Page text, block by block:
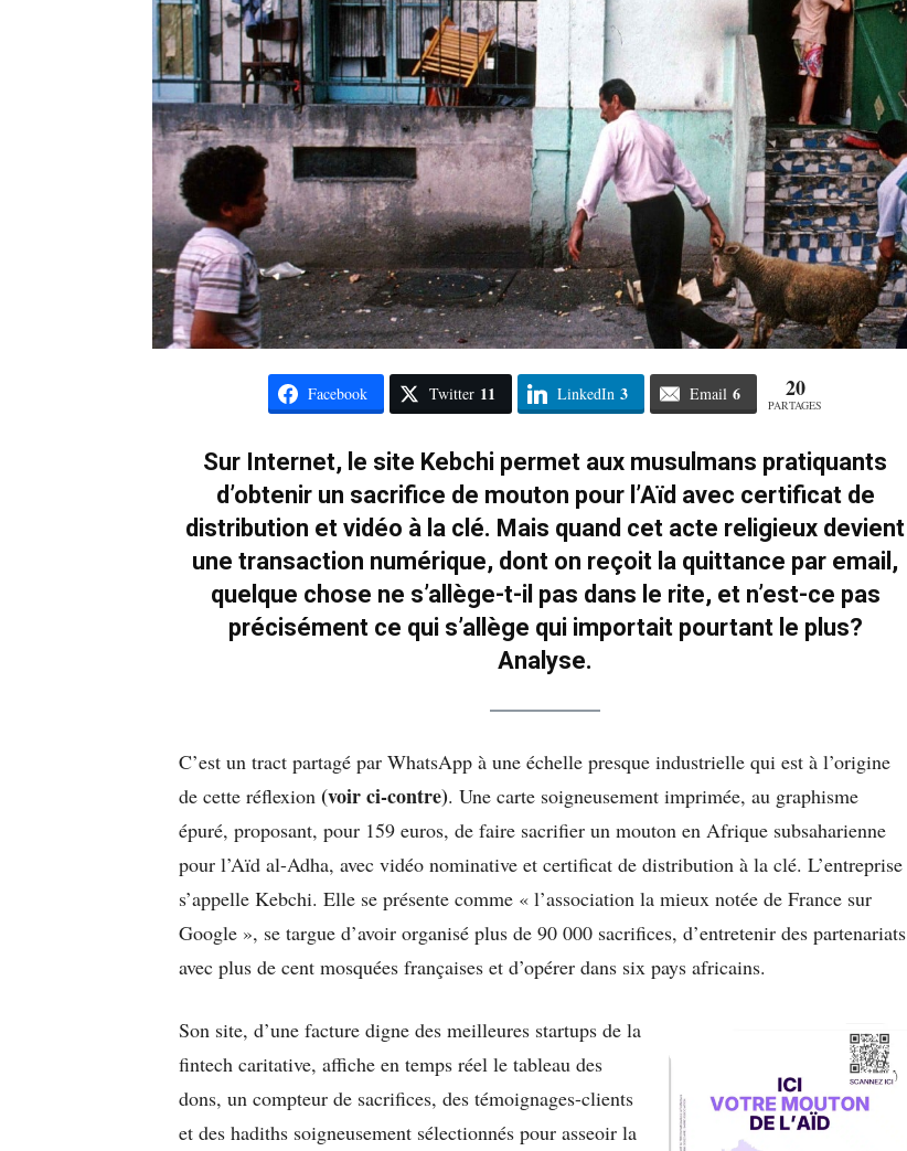
Facebook Twitter 11 LinkedIn 3 Email 6 20
PARTAGES
Sur Internet, le site Kebchi permet aux musulmans pratiquants
d’obtenir un sacrifice de mouton pour l’Aïd avec certificat de
distribution et vidéo à la clé. Mais quand cet acte religieux devient
une transaction numérique, dont on reçoit la quittance par email,
quelque chose ne s’allège-t-il pas dans le rite, et n’est-ce pas
précisément ce qui s’allège qui importait pourtant le plus?
Analyse.
C’est un tract partagé par WhatsApp à une échelle presque industrielle qui est à l’origine
de cette réflexion (voir ci-contre). Une carte soigneusement imprimée, au graphisme
épuré, proposant, pour 159 euros, de faire sacrifier un mouton en Afrique subsaharienne
pour l’Aïd al-Adha, avec vidéo nominative et certificat de distribution à la clé. L’entreprise
s’appelle Kebchi. Elle se présente comme « l’association la mieux notée de France sur
Google », se targue d’avoir organisé plus de 90 000 sacrifices, d’entretenir des partenariats
avec plus de cent mosquées françaises et d’opérer dans six pays africains.
Son site, d’une facture digne des meilleures startups de la
fintech caritative, affiche en temps réel le tableau des
dons, un compteur de sacrifices, des témoignages-clients
et des hadiths soigneusement sélectionnés pour asseoir la